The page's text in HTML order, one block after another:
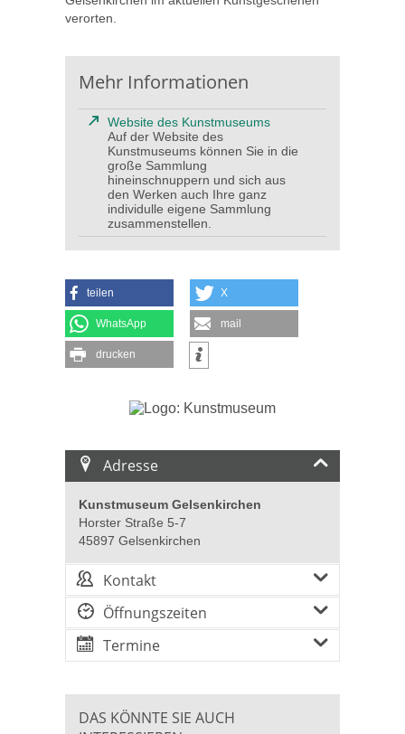
verorten.
Mehr Informationen
Website des Kunstmuseums
Auf der Website des
Kunstmuseums können Sie in die
große Sammlung
hineinschnuppern und sich aus
den Werken auch Ihre ganz
individulle eigene Sammlung
zusammenstellen.
teilen X
WhatsApp mail
drucken
Adresse
Kunstmuseum Gelsenkirchen
Horster Straße 5-7
45897 Gelsenkirchen
Kontakt
Öffnungszeiten
Termine
DAS KÖNNTE SIE AUCH